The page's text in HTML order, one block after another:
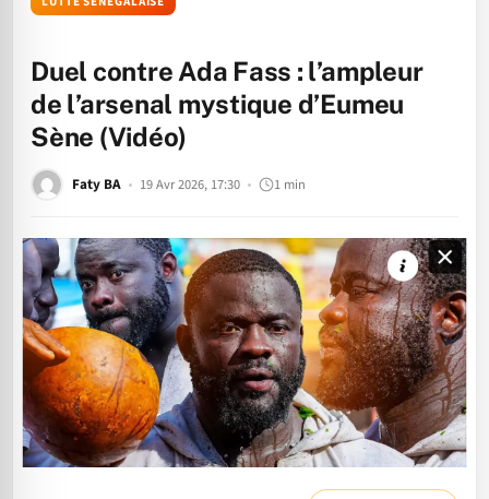
Duel contre Ada Fass : l’ampleur
de l’arsenal mystique d’Eumeu
Sène (Vidéo)
Faty BA 19 Avr 2026, 17:30 1 min